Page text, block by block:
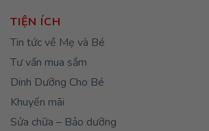
TIỆN ÍCH
Tin tức về Mẹ và Bé
Tư vấn mua sắm
Dinh Dưỡng Cho Bé
Khuyến mãi
Sửa chữa – Bảo dưỡng